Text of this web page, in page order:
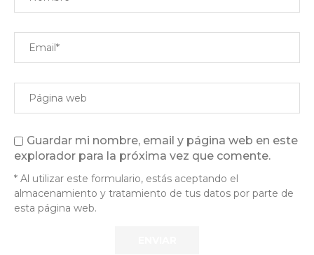
Guardar mi nombre, email y página web en este
explorador para la próxima vez que comente.
* Al utilizar este formulario, estás aceptando el
almacenamiento y tratamiento de tus datos por parte de
esta página web.